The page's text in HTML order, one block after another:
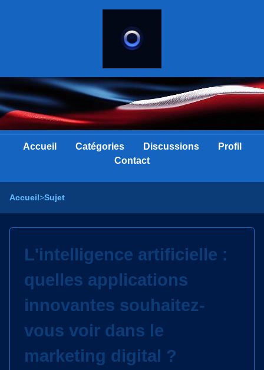
Accueil Catégories Discussions
Profil
Contact
Accueil>Sujet
L'intelligence artificielle :
quelles applications
innovantes souhaitez-
vous voir dans le
marketing digital ?